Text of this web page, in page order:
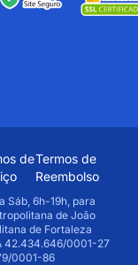
deTermos de
Reembolso
Sáb, 6h-19h, para
de João
de Fortaleza
42.434.646/0001-27
0001-86